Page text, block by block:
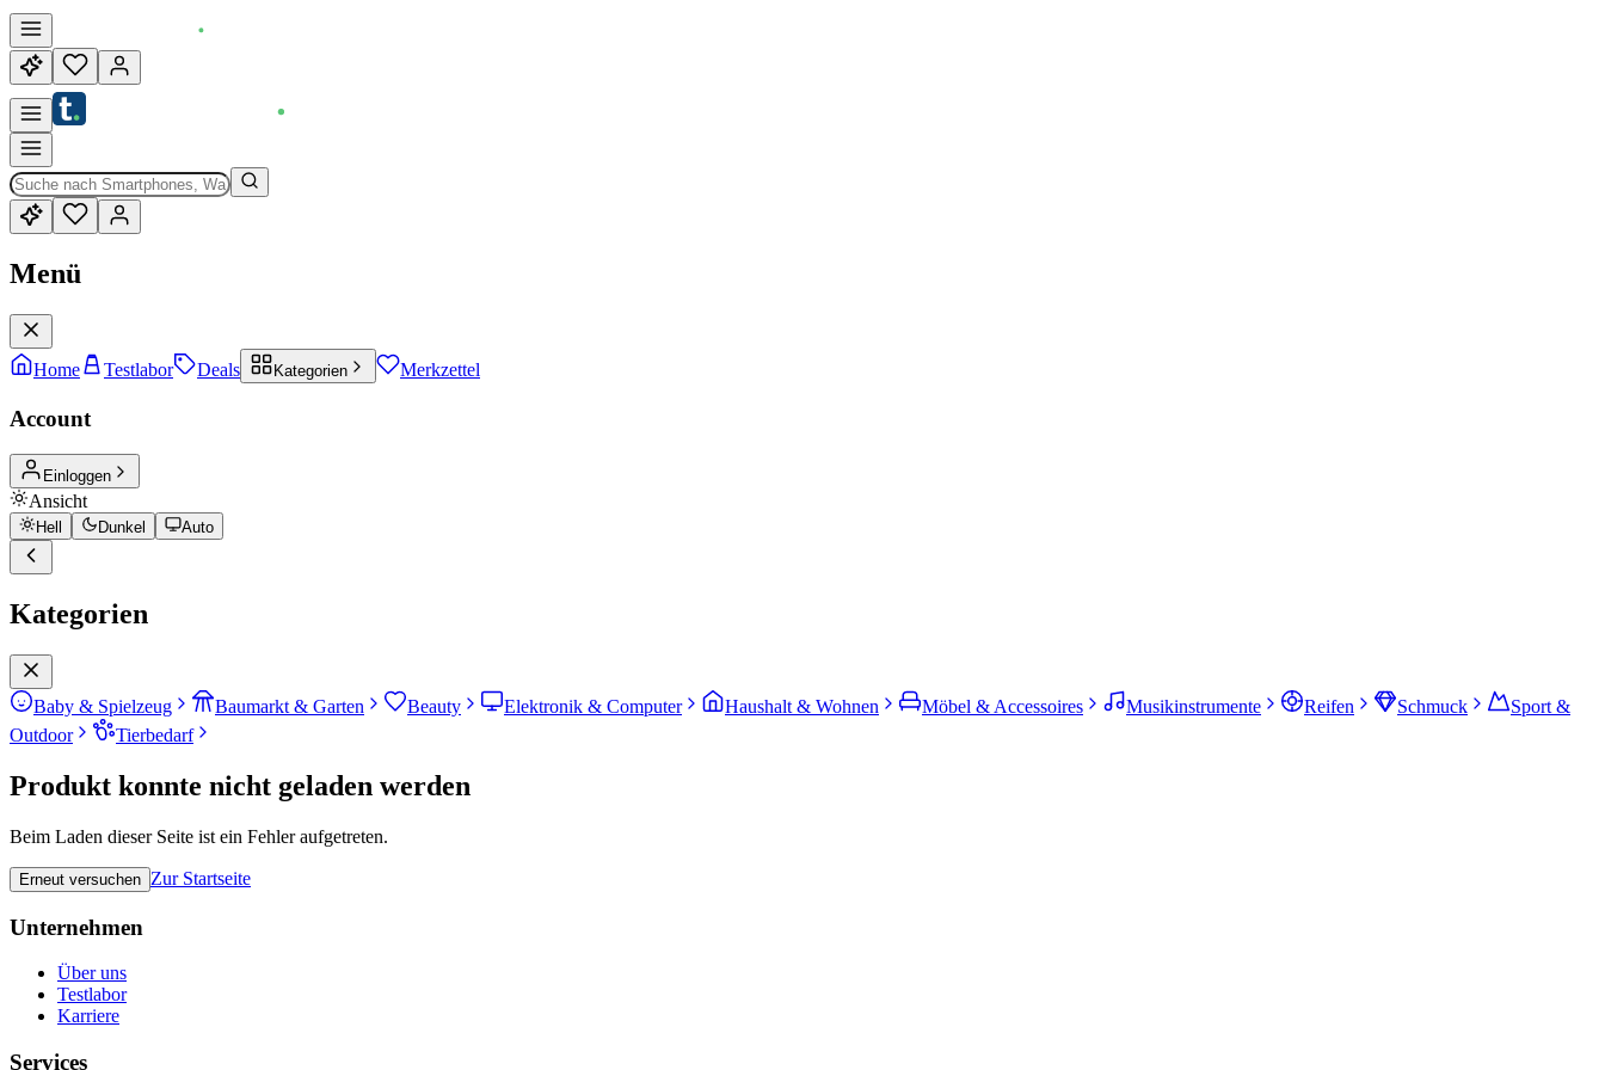
Menü
Home Testlabor Deals Kategorien Merkzettel
Account
Einloggen
Ansicht
Hell Dunkel Auto
Kategorien
Baby & Spielzeug Baumarkt & Garten Beauty Elektronik & Computer Haushalt & Wohnen Möbel & Accessoires Musikinstrumente Reifen Schmuck
Sport &
Outdoor
Tierbedarf
Produkt konnte nicht geladen werden
Beim Laden dieser Seite ist ein Fehler aufgetreten.
Erneut versuchen Zur Startseite
Unternehmen
Über uns
Testlabor
Karriere
Services